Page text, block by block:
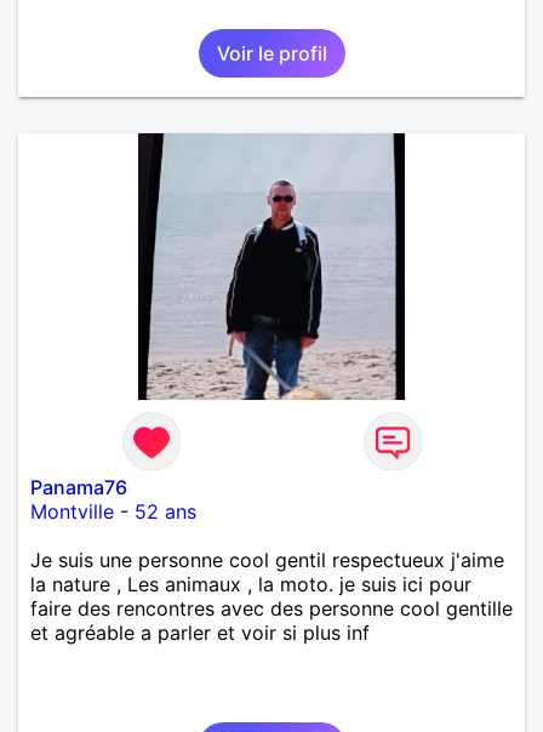
Voir le profil
Panama76
Montville - 52 ans
Je suis une personne cool gentil respectueux j'aime
la nature , Les animaux , la moto. je suis ici pour
faire des rencontres avec des personne cool gentille
et agréable a parler et voir si plus inf